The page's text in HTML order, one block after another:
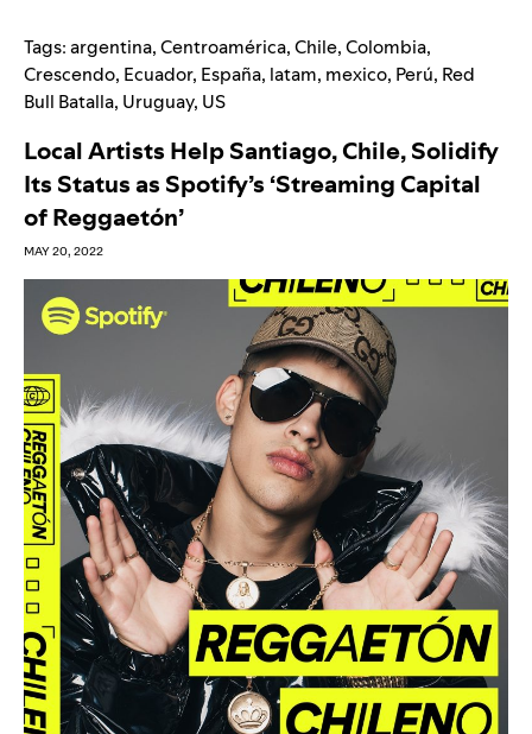
Tags:argentina,Centroamérica,Chile,Colombia,
Crescendo, Ecuador, España, latam, mexico, Perú, Red
Bull Batalla, Uruguay, US
Local Artists Help Santiago, Chile, Solidify
Its Status as Spotify’s ‘Streaming Capital
of Reggaetón’
MAY 20, 2022